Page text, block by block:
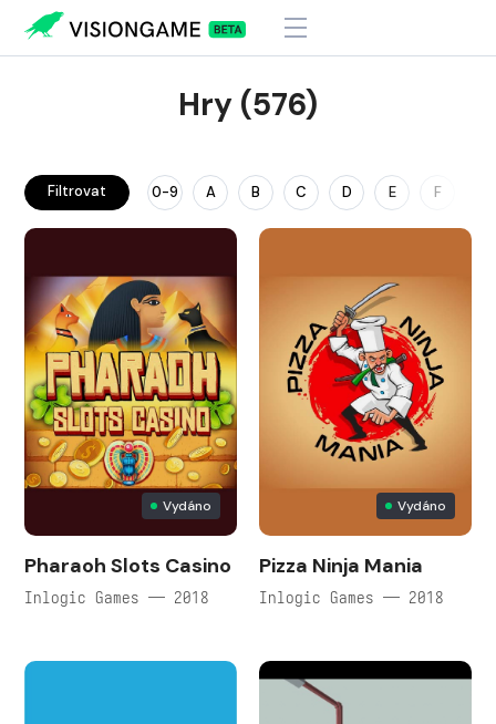
Hry (576)
Filtrovat 0-9 A B C D E F
Vydáno
Pharaoh Slots Casino
Inlogic Games — 2018
Vydáno
Pizza Ninja Mania
Inlogic Games — 2018